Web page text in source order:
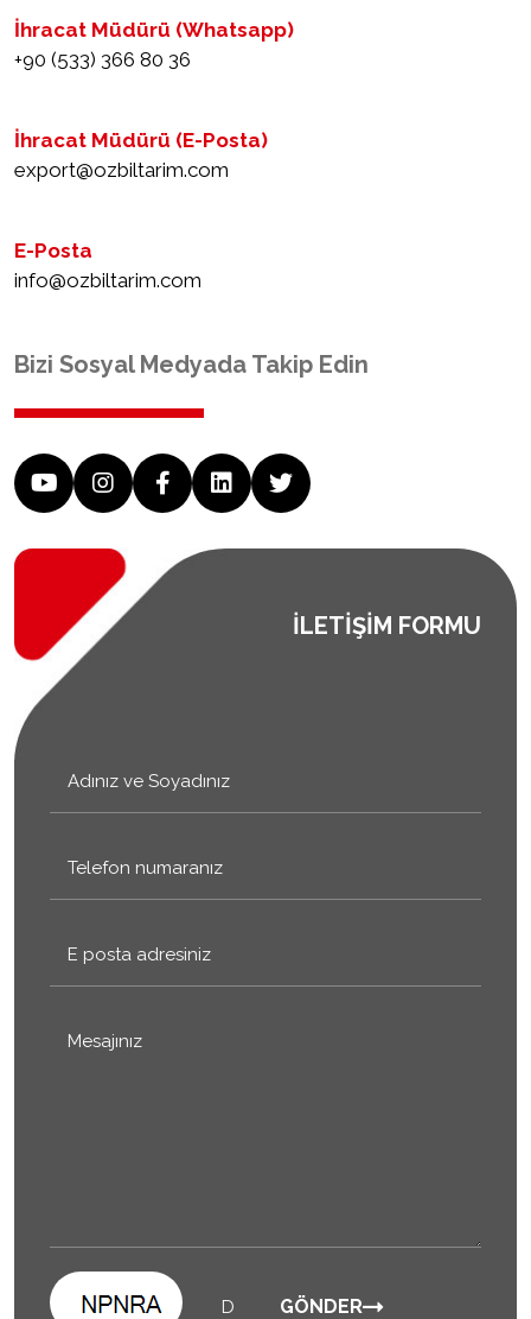
İhracat Müdürü (Whatsapp)
+90 (533) 366 80 36
İhracat Müdürü (E-Posta)
export@ozbiltarim.com
E-Posta
info@ozbiltarim.com
Bizi Sosyal Medyada Takip Edin
İLETIŞIM FORMU
GÖNDER